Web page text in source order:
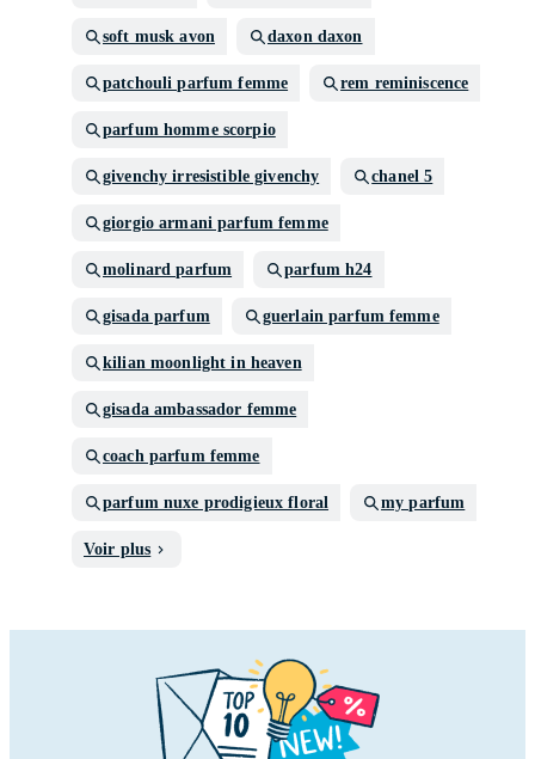
soft musk avon daxon daxon
patchouli parfum femme rem reminiscence
parfum homme scorpio
givenchy irresistible givenchy chanel 5
giorgio armani parfum femme
molinard parfum parfum h24
gisada parfum guerlain parfum femme
kilian moonlight in heaven
gisada ambassador femme
coach parfum femme
parfum nuxe prodigieux floral my parfum
Voir plus